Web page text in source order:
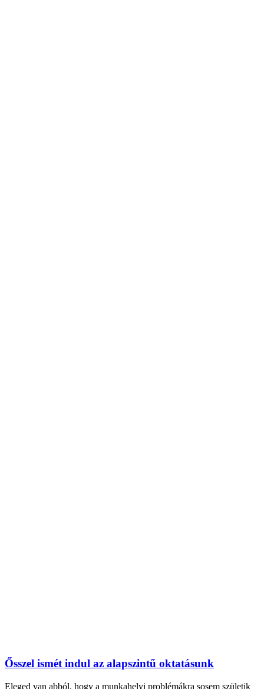
Ősszel ismét indul az alapszintű oktatásunk
Eleged van abból, hogy a munkahelyi problémákra sosem születik